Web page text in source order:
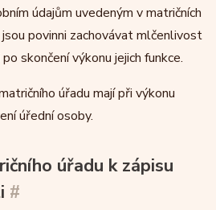
údajům uvedeným v matričních
povinni zachovávat mlčenlivost
skončení výkonu jejich funkce.
úřadu mají při výkonu
úřední osoby.
úřadu k zápisu
#